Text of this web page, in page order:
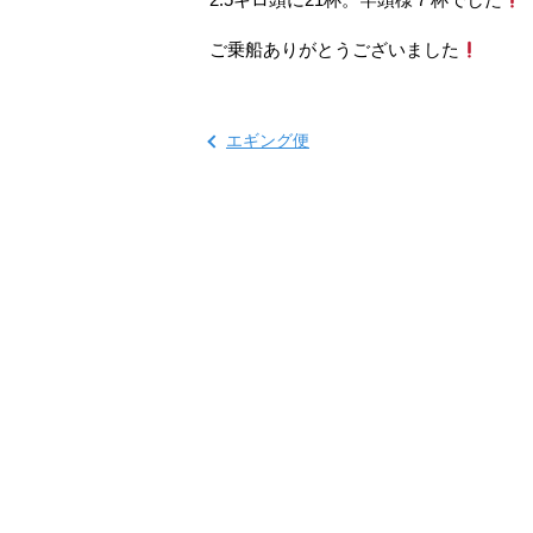
ご乗船ありがとうございました
エギング便